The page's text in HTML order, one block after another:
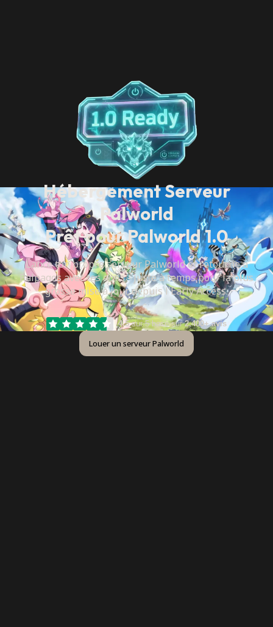
Hébergement Serveur
Palworld
Prêt pour Palworld 1.0
Lance ton propre serveur Palworld et retourne à
Palpagos avec tes amis - juste à temps pour la plus
grosse mise à jour depuis l'Early Access.
4.5sur 5 basé sur2,400+ avis
Louer un serveur Palworld